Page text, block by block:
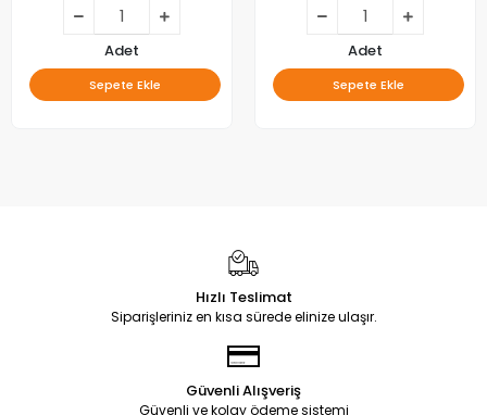
Adet
Sepete Ekle
Adet
Sepete Ekle
Hızlı Teslimat
Siparişleriniz en kısa sürede elinize ulaşır.
Güvenli Alışveriş
Güvenli ve kolay ödeme sistemi